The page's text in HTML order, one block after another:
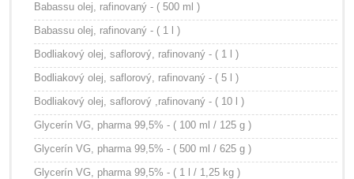
Babassu olej, rafinovaný - ( 500 ml )
Babassu olej, rafinovaný - ( 1 l )
Bodliakový olej, saflorový, rafinovaný - ( 1 l )
Bodliakový olej, saflorový, rafinovaný - ( 5 l )
Bodliakový olej, saflorový ,rafinovaný - ( 10 l )
Glycerín VG, pharma 99,5% - ( 100 ml / 125 g )
Glycerín VG, pharma 99,5% - ( 500 ml / 625 g )
Glycerín VG, pharma 99,5% - ( 1 l / 1,25 kg )